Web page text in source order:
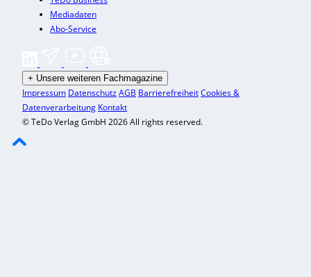
Mediadaten
Abo-Service
+ Unsere weiteren Fachmagazine
Impressum DatenschutzAGB BarrierefreiheitCookies &
Datenverarbeitung Kontakt
© TeDo Verlag GmbH 2026 All rights reserved.